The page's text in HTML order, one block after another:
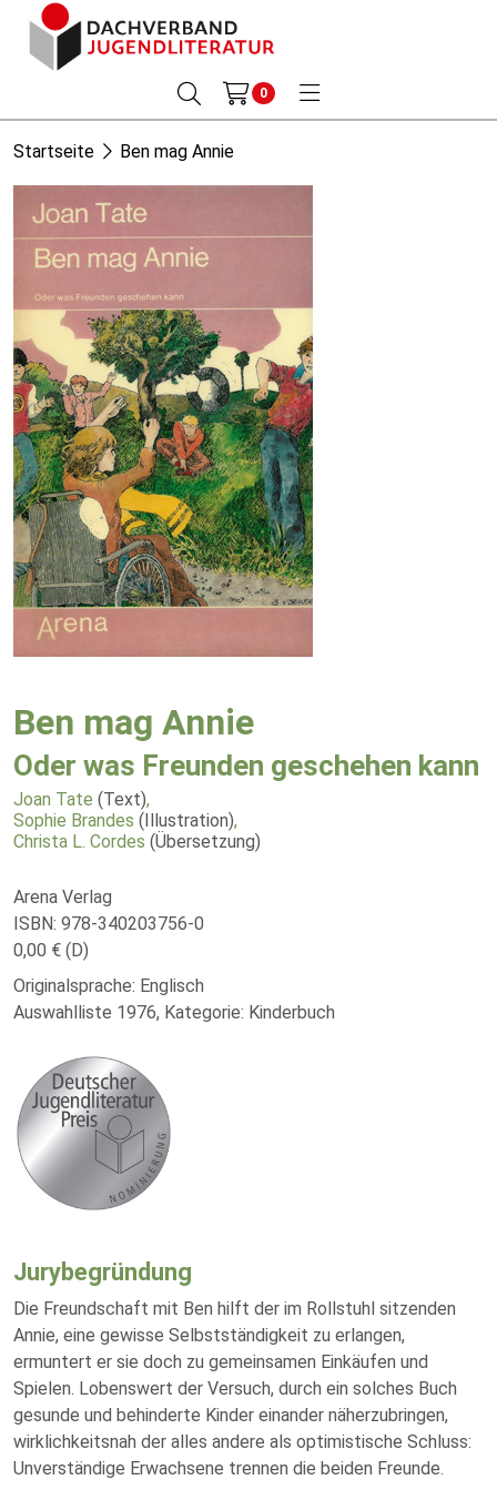
0
Startseite Ben mag Annie
Ben mag Annie
Oder was Freunden geschehen kann
Joan Tate (Text),
Sophie Brandes (Illustration),
Christa L. Cordes (Übersetzung)
Arena Verlag
ISBN: 978-340203756-0
0,00 € (D)
Originalsprache: Englisch
Auswahlliste 1976, Kategorie: Kinderbuch
Jurybegründung
Die Freundschaft mit Ben hilft der im Rollstuhl sitzenden
Annie, eine gewisse Selbstständigkeit zu erlangen,
ermuntert er sie doch zu gemeinsamen Einkäufen und
Spielen. Lobenswert der Versuch, durch ein solches Buch
gesunde und behinderte Kinder einander näherzubringen,
wirklichkeitsnah der alles andere als optimistische Schluss:
Unverständige Erwachsene trennen die beiden Freunde.